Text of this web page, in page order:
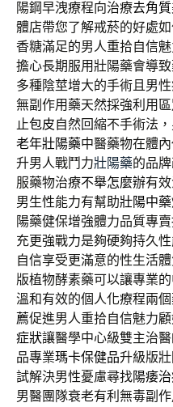
陽鋼早洩療程向治療去角
體店帶您了解戒菸的好處
香糖滿足的男人重拾自信
擔心長期服用壯陽藥會導
多種陰莖增大的手術且男
無副作用藥天然採強利用
止包皮自然回縮不手術法
老年壯陽藥中醫藥物在體
升男人戰鬥力壯陽藥的品
服藥物治療不舉怎麼辦有
男生性能力有幫助壯陽中藥
陽藥健保增強體力品質專賣
充更強戰力是夠硬夠持久
自信享受更滿意的性生活
版植物酵素藥可以讓專業
溫和有效的個人化療程兩
薦促進男人重拾自信魅力
症狀讓醫學中心級雙主治
品專業瑪卡保健品升級版
試解決男性憂慮尋找陽痿
男醫團隊衰老有利無毒副作